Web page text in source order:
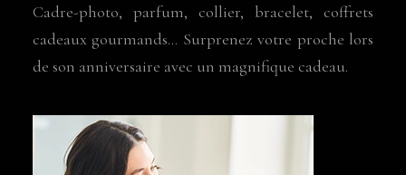
Cadre-photo, parfum, collier, bracelet, coffrets
cadeaux gourmands… Surprenez votre proche lors
de son anniversaire avec un magnifique cadeau.